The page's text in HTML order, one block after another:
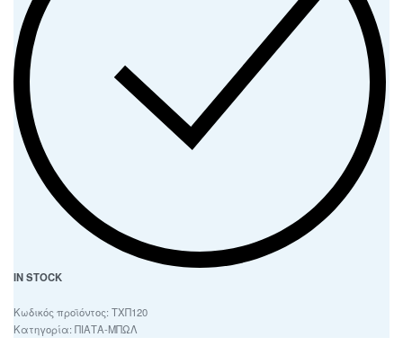
IN STOCK
ΤΧΠ120
Κατηγορία: ΠΙΑΤΑ-ΜΠΩΛ